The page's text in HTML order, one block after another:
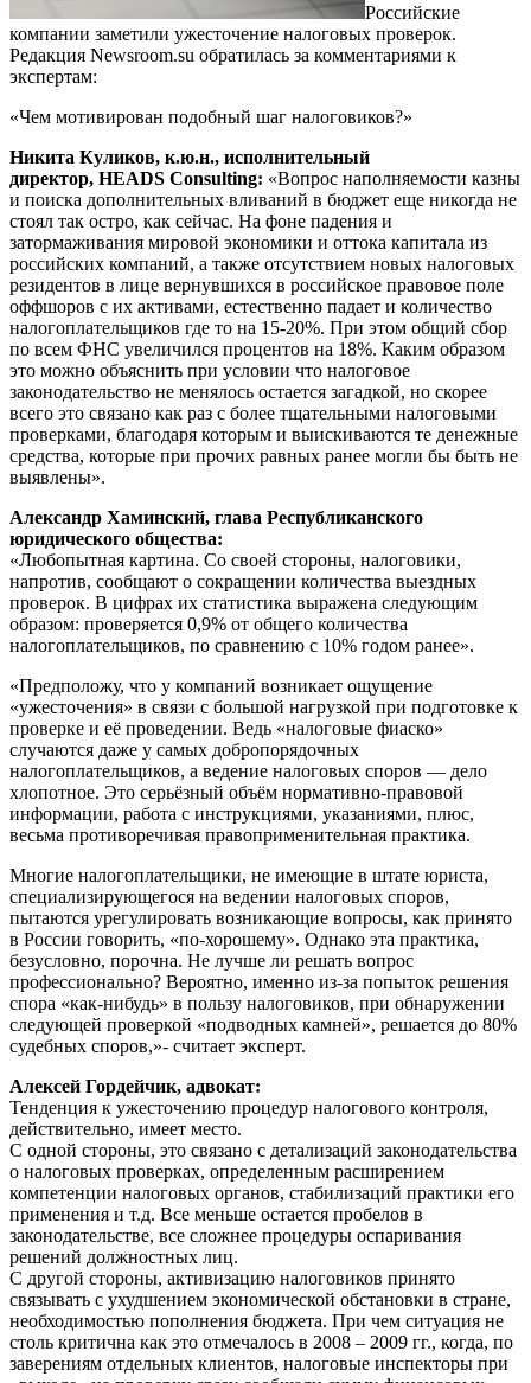
Российские
компании заметили ужесточение налоговых проверок.
Редакция Newsroom.su обратилась за комментариями к
экспертам:
«Чем мотивирован подобный шаг налоговиков?»
Никита Куликов, к.ю.н., исполнительный
директор, HEADS Consulting: «Вопрос наполняемости казны
и поиска дополнительных вливаний в бюджет еще никогда не
стоял так остро, как сейчас. На фоне падения и
затормаживания мировой экономики и оттока капитала из
российских компаний, а также отсутствием новых налоговых
резидентов в лице вернувшихся в российское правовое поле
оффшоров с их активами, естественно падает и количество
налогоплательщиков где то на 15-20%. При этом общий сбор
по всем ФНС увеличился процентов на 18%. Каким образом
это можно объяснить при условии что налоговое
законодательство не менялось остается загадкой, но скорее
всего это связано как раз с более тщательными налоговыми
проверками, благодаря которым и выискиваются те денежные
средства, которые при прочих равных ранее могли бы быть не
выявлены».
Александр Хаминский, глава Республиканского
юридического общества:
«Любопытная картина. Со своей стороны, налоговики,
напротив, сообщают о сокращении количества выездных
проверок. В цифрах их статистика выражена следующим
образом: проверяется 0,9% от общего количества
налогоплательщиков, по сравнению с 10% годом ранее».
«Предположу, что у компаний возникает ощущение
«ужесточения» в связи с большой нагрузкой при подготовке к
проверке и её проведении. Ведь «налоговые фиаско»
случаются даже у самых добропорядочных
налогоплательщиков, а ведение налоговых споров — дело
хлопотное. Это серьёзный объём нормативно-правовой
информации, работа с инструкциями, указаниями, плюс,
весьма противоречивая правоприменительная практика.
Многие налогоплательщики, не имеющие в штате юриста,
специализирующегося на ведении налоговых споров,
пытаются урегулировать возникающие вопросы, как принято
в России говорить, «по-хорошему». Однако эта практика,
безусловно, порочна. Не лучше ли решать вопрос
профессионально? Вероятно, именно из-за попыток решения
спора «как-нибудь» в пользу налоговиков, при обнаружении
следующей проверкой «подводных камней», решается до 80%
судебных споров,»- считает эксперт.
Алексей Гордейчик, адвокат:
Тенденция к ужесточению процедур налогового контроля,
действительно, имеет место.
С одной стороны, это связано с детализаций законодательства
о налоговых проверках, определенным расширением
компетенции налоговых органов, стабилизаций практики его
применения и т.д. Все меньше остается пробелов в
законодательстве, все сложнее процедуры оспаривания
решений должностных лиц.
С другой стороны, активизацию налоговиков принято
связывать с ухудшением экономической обстановки в стране,
необходимостью пополнения бюджета. При чем ситуация не
столь критична как это отмечалось в 2008 – 2009 гг., когда, по
заверениям отдельных клиентов, налоговые инспекторы при